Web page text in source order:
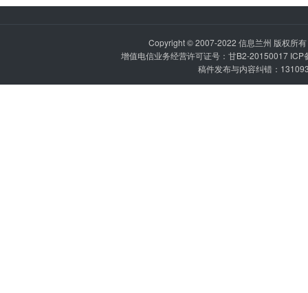
Copyright © 2007-2022 信息兰州 版权所
增值电信业务经营许可证号：甘B2-20150017 ICP
稿件发布与内容纠错：